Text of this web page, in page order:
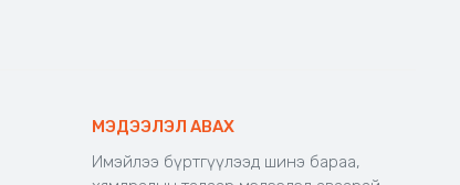
МЭДЭЭЛЭЛ АВАХ
Имэйлээ бүртгүүлээд шинэ бараа,